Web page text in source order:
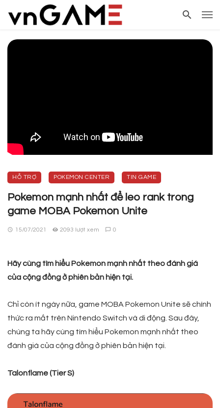
HỖ TRỢ POKEMON CENTER TIN GAME
Pokemon mạnh nhất để leo rank trong
game MOBA Pokemon Unite
15/07/2021 2093 lượt xem 0
Hãy cùng tìm hiểu Pokemon mạnh nhất theo đánh giá
của cộng đồng ở phiên bản hiện tại.
Chỉ còn ít ngày nữa, game MOBA Pokemon Unite sẽ chính
thức ra mắt trên Nintendo Switch và di động. Sau đây,
chúng ta hãy cùng tìm hiểu Pokemon mạnh nhất theo
đánh giá của cộng đồng ở phiên bản hiện tại.
Talonflame (Tier S)